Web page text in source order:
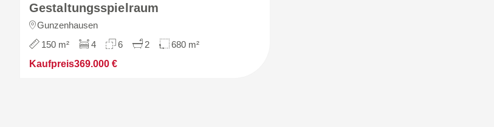
Gestaltungsspielraum
Gunzenhausen
150 m²
4 6 2
680 m²
Kaufpreis369.000 €